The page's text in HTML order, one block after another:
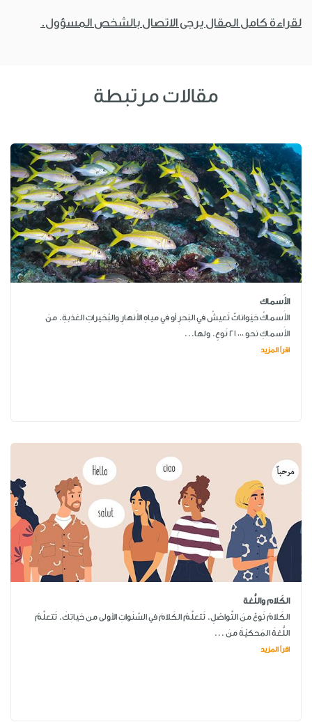
لقراءة كامل المقال يرجى الاتصال بالشخص المسؤول.
مقالات مرتبطة
الأَسماك
الأَسماكُ حَيَواناتٌ تَعيشُ في البَحرِ أو في مياهِ الأَنهارِ والبُحَيراتِ العَذبةِ. منَ
الأَسماكِ نحو ٠٠٠ ٢١ نَوعٍ. ولها...
اقرأ المزيد
الكَلام واللُّغة
الكَلامُ نَوعٌ منَ التَّواصُلِ. تَتعلَّمُ الكَلامَ في السَّنَواتِ الأولى من حَياتِكَ. تَتعلَّمُ
اللُّغةَ المَحكيّةَ منَ ...
اقرأ المزيد